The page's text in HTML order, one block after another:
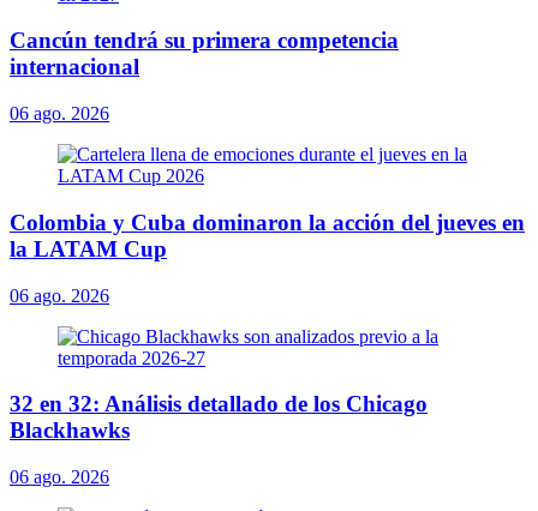
Cancún tendrá su primera competencia
internacional
06 ago. 2026
Colombia y Cuba dominaron la acción del jueves en
la LATAM Cup
06 ago. 2026
32 en 32: Análisis detallado de los Chicago
Blackhawks
06 ago. 2026